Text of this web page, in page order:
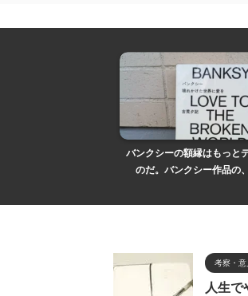
バンクシーの額縁はもっと
のだ。バンクシー作品の
考察・意
人生で